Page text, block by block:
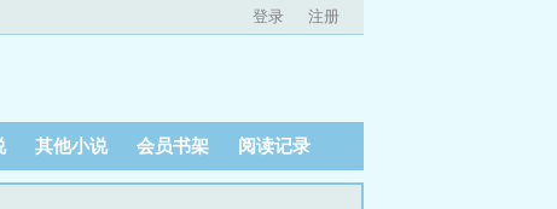
登录 注册
其他小说 会员书架 阅读记录